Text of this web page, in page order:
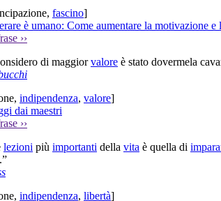
, fascino]
è umano: Come aumentare la motivazione e
››
di maggiorvalore è stato dovermela
, indipendenza, valore]
dai maestri
››
lezioni più importanti della vita è quella di
.”
, indipendenza, libertà]